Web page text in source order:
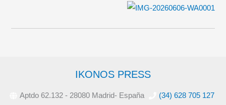
IKONOS PRESS
Aptdo 62.132 - 28080 Madrid- España
(34) 628 705 127